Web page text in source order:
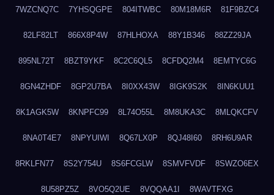
7WZCNQ7C 7YHSQGPE 804ITWBC 80M18M6R 81F9BZC4
82LF82LT 866X8P4W 87HLHOXA 88Y1B346 88ZZ29JA
895NL72T 8BZT9YKF 8C2C6QL5 8CFDQ2M4 8EMTYC6G
8GN4ZHDF 8GP2U7BA 8I0XX43W 8IGK9S2K 8IN6KUU1
8K1AGK5W 8KNPFC99 8L74O55L 8M8UKA3C 8MLQKCFV
8NA0T4E7 8NPYUIWI 8Q67LX0P 8QJ48I60 8RH6U9AR
8RKLFN77 8S2Y754U 8S6FCGLW 8SMVFVDF 8SWZO6EX
8U58PZ5Z 8VO5Q2UE 8VQQAA1I 8WAVTFXG